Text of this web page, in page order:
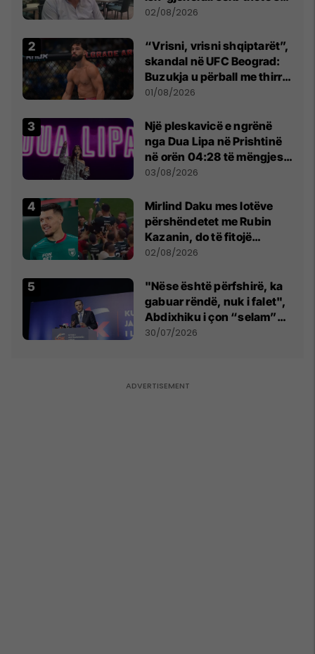
dikush e tradhtoi në
02/08/2026
“Vrisni, vrisni shqiptarët”,
skandal në UFC Beograd:
Buzukja u përball me thirrje
anti-shqiptare nga
01/08/2026
Një pleskavicë e ngrënë
nga Dua Lipa në Prishtinë
në orën 04:28 të mëngjesit
- dhe bota digjitale serbe
03/08/2026
Mirlind Daku mes lotëve
përshëndetet me Rubin
Kazanin, do të fitojë
miliona te Spartak Moska
02/08/2026
"Nëse është përfshirë, ka
gabuar rëndë, nuk i falet",
Abdixhiku i çon “selam”
Përparim Ramës
30/07/2026